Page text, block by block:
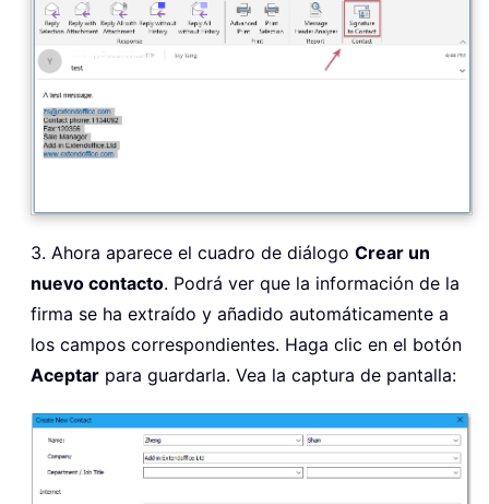
3. Ahora aparece el cuadro de diálogo Crear un
nuevo contacto. Podrá ver que la información de la
firma se ha extraído y añadido automáticamente a
los campos correspondientes. Haga clic en el botón
Aceptar para guardarla. Vea la captura de pantalla: